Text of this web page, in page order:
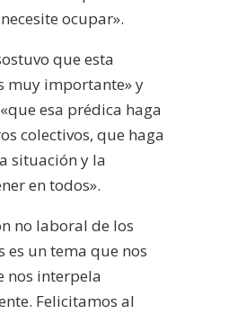
ocupar».
que esta
muy importante» y
esa prédica haga
colectivos, que haga
situación y la
en todos».
no laboral de los
es un tema que nos
nos interpela
Felicitamos al